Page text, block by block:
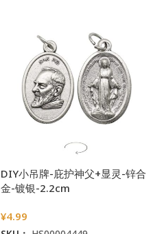
DIY小吊牌-庇护神父+显灵-锌合
金-镀银-2.2cm
¥4.99